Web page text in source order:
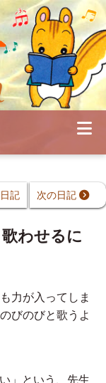
記 次の日記
わせるに
力が入ってしま
びのびと歌うよ
」という、先生